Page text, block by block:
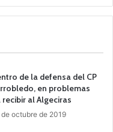
de la defensa del CP
en problemas
recibir al Algeciras
de octubre de 2019